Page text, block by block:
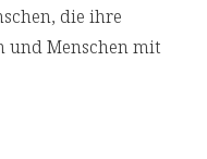
die ihre
und Menschen mit